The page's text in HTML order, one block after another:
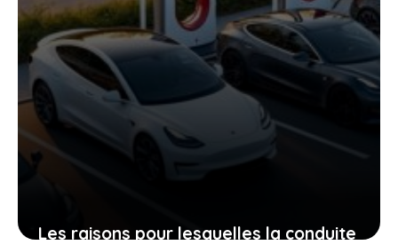
Les raisons pour lesquelles la conduite